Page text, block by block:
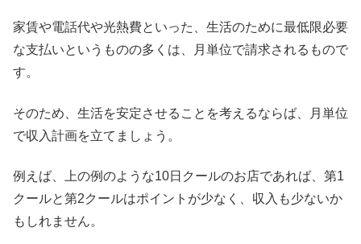
家賃や電話代や光熱費といった、生活のために最低限必要
な支払いというものの多くは、月単位で請求されるもので
す。
そのため、生活を安定させることを考えるならば、月単位
で収入計画を立てましょう。
例えば、上の例のような10日クールのお店であれば、第1
クールと第2クールはポイントが少なく、収入も少ないか
もしれません。